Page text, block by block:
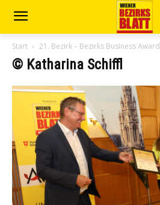
Start 21. Bezirk – Bezirks Business Award
© Katharina Schiffl